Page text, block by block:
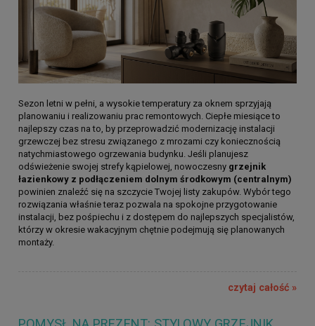
Sezon letni w pełni, a wysokie temperatury za oknem sprzyjają
planowaniu i realizowaniu prac remontowych. Ciepłe miesiące to
najlepszy czas na to, by przeprowadzić modernizację instalacji
grzewczej bez stresu związanego z mrozami czy koniecznością
natychmiastowego ogrzewania budynku. Jeśli planujesz
odświeżenie swojej strefy kąpielowej, nowoczesny grzejnik
łazienkowy z podłączeniem dolnym środkowym (centralnym)
powinien znaleźć się na szczycie Twojej listy zakupów. Wybór tego
rozwiązania właśnie teraz pozwala na spokojne przygotowanie
instalacji, bez pośpiechu i z dostępem do najlepszych specjalistów,
którzy w okresie wakacyjnym chętnie podejmują się planowanych
montaży.
czytaj całość »